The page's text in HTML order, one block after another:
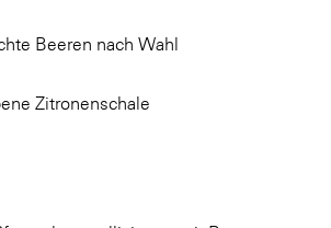
Beeren nach Wahl
Zitronenschale